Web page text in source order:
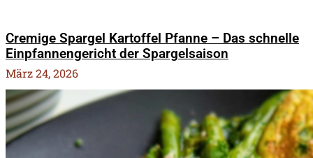
Cremige Spargel Kartoffel Pfanne – Das schnelle
Einpfannengericht der Spargelsaison
März 24, 2026